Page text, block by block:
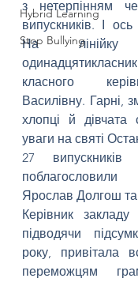
Hybrid Learning
Stop Bullying
з нетерпінням
випускників. І
На лінійку
класного
Василівну. Гарні,
хлопці й дівчата
уваги на святі
27 випускників
Ярослав Долгош та
Керівник
підводячи
року, привітала
переможцям